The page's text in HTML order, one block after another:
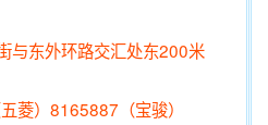
与东外环路交汇处东200米
菱）8165887（宝骏）